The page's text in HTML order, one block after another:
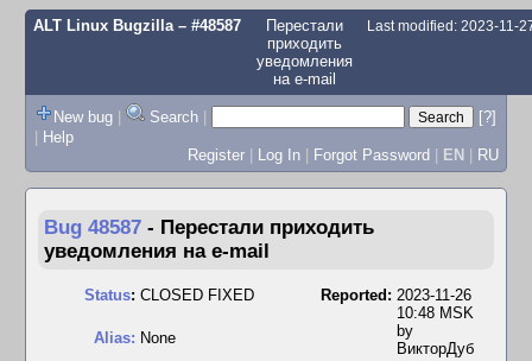
ALT Linux Bugzilla– #48587
Перестали
приходить
уведомления
на e-mail
Last modified: 2023-11-
New bug | Search |
[?]
| Help
Register | Log In | Forgot Password | EN | RU
Bug 48587 - Перестали приходить
уведомления на e-mail
Status: CLOSED FIXED
Alias: None
Reported: 2023-11-26
10:48 MSK
by
ВикторДуб